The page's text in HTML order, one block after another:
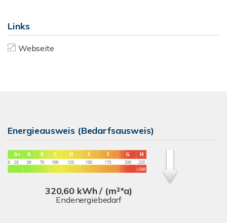
Links
Webseite
Energieausweis (Bedarfsausweis)
320,60 kWh / (m²*a)
Endenergiebedarf